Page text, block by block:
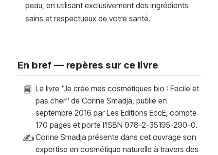
peau, en utilisant exclusivement des ingrédients
sains et respectueux de votre santé.
En bref — repères sur ce livre
📘 Le livre "Je crée mes cosmétiques bio : Facile et
pas cher" de Corine Smadja, publié en
septembre 2016 par Les Editions EccE, compte
170 pages et porte l'ISBN 978-2-35195-290-0.
✍️Corine Smadja présente dans cet ouvrage son
expertise en cosmétique naturelle à travers des